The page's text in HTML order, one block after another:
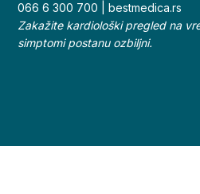
066 6 300 700 | bestmedica.rs
Zakažite kardiološki pregled na
simptomi postanu ozbiljni.